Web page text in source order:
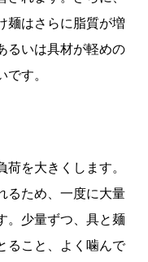
麺はさらに脂質が増
るいは具材が軽めの
す。
を大きくします。
るため、一度に大量
。少量ずつ、具と麺
ること、よく噛んで